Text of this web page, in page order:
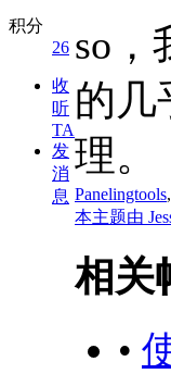
积分
26
收
听
TA
发
消
息
so，
的几
理。
Panelingtools,
本主题由
相关
•